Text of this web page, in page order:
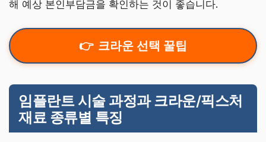
해 예상 본인부담금을 확인하는 것이 좋습니다.
크라운 선택 꿀팁
임플란트 시술 과정과 크라운/픽스처
재료 종류별 특징